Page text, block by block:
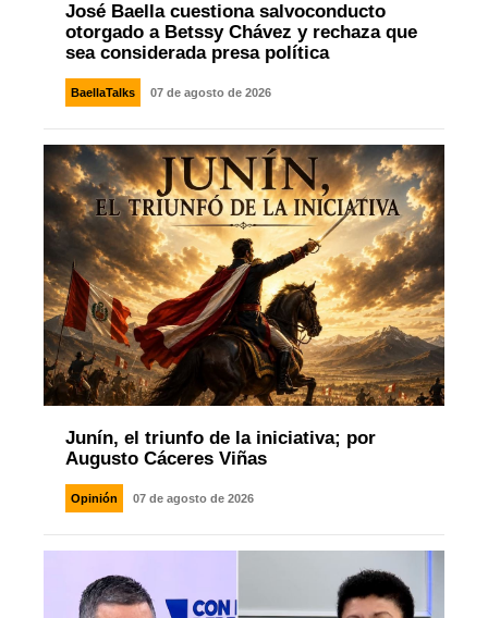
José Baella cuestiona salvoconducto
otorgado a Betssy Chávez y rechaza que
sea considerada presa política
BaellaTalks 07 de agosto de 2026
Junín, el triunfo de la iniciativa; por
Augusto Cáceres Viñas
Opinión 07 de agosto de 2026